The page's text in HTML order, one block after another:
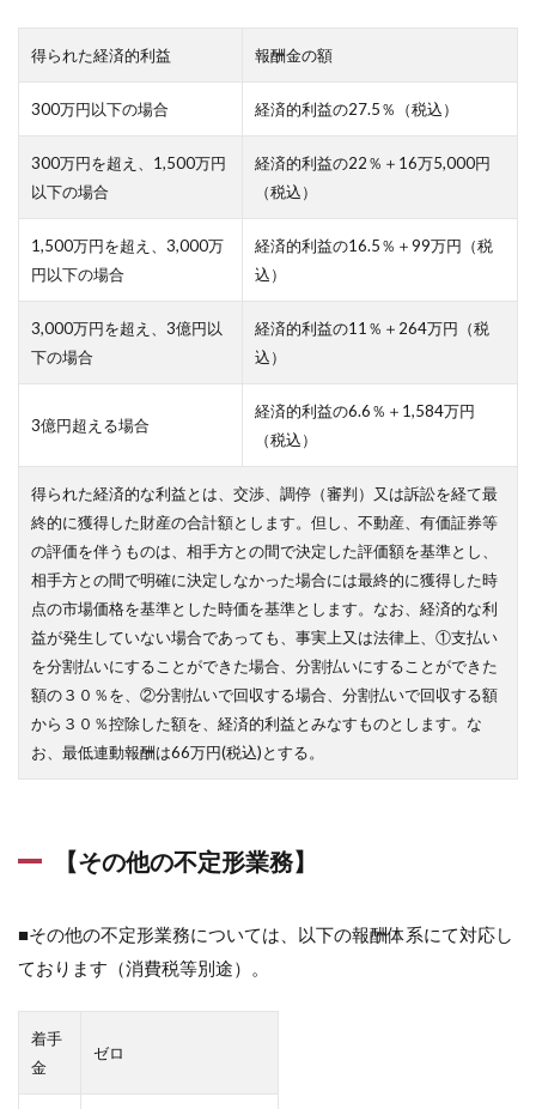
得られた経済的利益 報酬金の額
300万円以下の場合 経済的利益の27.5％（税込）
300万円を超え、1,500万円
以下の場合
経済的利益の22％＋16万5,000円
（税込）
1,500万円を超え、3,000万
円以下の場合
経済的利益の16.5％＋99万円（税
込）
3,000万円を超え、3億円以
下の場合
経済的利益の11％＋264万円（税
込）
3億円超える場合
経済的利益の6.6％＋1,584万円
（税込）
得られた経済的な利益とは、交渉、調停（審判）又は訴訟を経て最
終的に獲得した財産の合計額とします。但し、不動産、有価証券等
の評価を伴うものは、相手方との間で決定した評価額を基準とし、
相手方との間で明確に決定しなかった場合には最終的に獲得した時
点の市場価格を基準とした時価を基準とします。なお、経済的な利
益が発生していない場合であっても、事実上又は法律上、①支払い
を分割払いにすることができた場合、分割払いにすることができた
額の３０％を、②分割払いで回収する場合、分割払いで回収する額
から３０％控除した額を、経済的利益とみなすものとします。な
お、最低連動報酬は66万円(税込)とする。
【その他の不定形業務】
■その他の不定形業務については、以下の報酬体系にて対応し
ております（消費税等別途）。
着手
金
ゼロ